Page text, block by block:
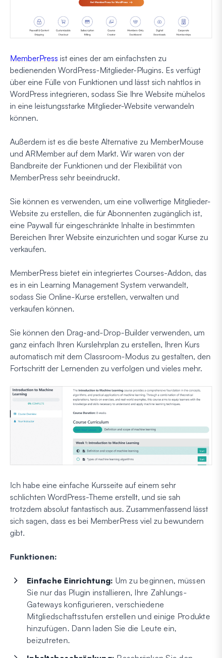
MemberPress ist eines der am einfachsten zu
bedienenden WordPress-Mitglieder-Plugins. Es verfügt
über eine Fülle von Funktionen und lässt sich nahtlos in
WordPress integrieren, sodass Sie Ihre Website mühelos
in eine leistungsstarke Mitglieder-Website verwandeln
können.
Außerdem ist es die beste Alternative zu MemberMouse
und ARMember auf dem Markt. Wir waren von der
Bandbreite der Funktionen und der Flexibilität von
MemberPress sehr beeindruckt.
Sie können es verwenden, um eine vollwertige Mitglieder-
Website zu erstellen, die für Abonnenten zugänglich ist,
eine Paywall für eingeschränkte Inhalte in bestimmten
Bereichen Ihrer Website einzurichten und sogar Kurse zu
verkaufen.
MemberPress bietet ein integriertes Courses-Addon, das
es in ein Learning Management System verwandelt,
sodass Sie Online-Kurse erstellen, verwalten und
verkaufen können.
Sie können den Drag-and-Drop-Builder verwenden, um
ganz einfach Ihren Kurslehrplan zu erstellen, Ihren Kurs
automatisch mit dem Classroom-Modus zu gestalten, den
Fortschritt der Lernenden zu verfolgen und vieles mehr.
Ich habe eine einfache Kursseite auf einem sehr
schlichten WordPress-Theme erstellt, und sie sah
trotzdem absolut fantastisch aus. Zusammenfassend lässt
sich sagen, dass es bei MemberPress viel zu bewundern
gibt.
Funktionen:
Einfache Einrichtung: Um zu beginnen, müssen
Sie nur das Plugin installieren, Ihre Zahlungs-
Gateways konfigurieren, verschiedene
Mitgliedschaftsstufen erstellen und einige Produkte
hinzufügen. Dann laden Sie die Leute ein,
beizutreten.